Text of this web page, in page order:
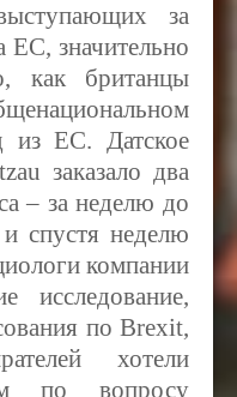
за
ЕС, значительно
как британцы
из ЕС. Датское
заказало два
– за неделю до
и спустя неделю
компании
исследование,
поBrexit,
хотели
по вопросу